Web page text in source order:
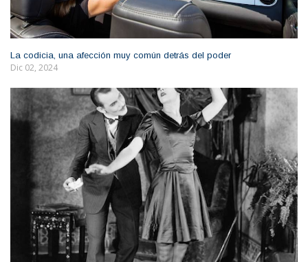
La codicia, una afección muy común detrás del poder
Dic 02, 2024